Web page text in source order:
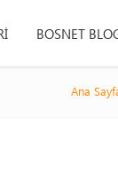
BOSNET
Ana